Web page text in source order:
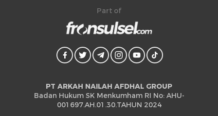
Part of
PT ARKAH NAILAH AFDHAL GROUP
Badan Hukum SK Menkumham RI No: AHU-
001697.AH.01.30.TAHUN 2024